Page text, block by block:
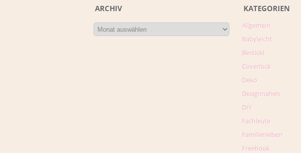
ARCHIV KATEGORIEN
Allgemein
Babyleicht
Bestickt
Coverlock
Deko
Designnähen
DIY
Fachleute
Familienleben
Freebook